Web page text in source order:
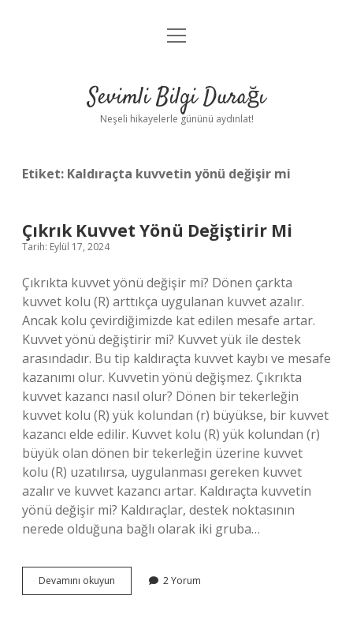
Anasayfa
Yasal Uyarı
menüyü
Sevimli Bilgi Durağı
Neşeli hikayelerle gününü aydınlat!
Etiket: Kaldıraçta kuvvetin yönü değişir mi
Çıkrık Kuvvet Yönü Değiştirir Mi
Tarih: Eylül 17, 2024
Çıkrıkta kuvvet yönü değişir mi? Dönen çarkta
kuvvet kolu (R) arttıkça uygulanan kuvvet azalır.
Ancak kolu çevirdiğimizde kat edilen mesafe artar.
Kuvvet yönü değiştirir mi? Kuvvet yük ile destek
arasındadır. Bu tip kaldıraçta kuvvet kaybı ve mesafe
kazanımı olur. Kuvvetin yönü değişmez. Çıkrıkta
kuvvet kazancı nasıl olur? Dönen bir tekerleğin
kuvvet kolu (R) yük kolundan (r) büyükse, bir kuvvet
kazancı elde edilir. Kuvvet kolu (R) yük kolundan (r)
büyük olan dönen bir tekerleğin üzerine kuvvet
kolu (R) uzatılırsa, uygulanması gereken kuvvet
azalır ve kuvvet kazancı artar. Kaldıraçta kuvvetin
yönü değişir mi? Kaldıraçlar, destek noktasının
nerede olduğuna bağlı olarak iki gruba…
Devamını okuyun
Kuvvet
2 Yorum